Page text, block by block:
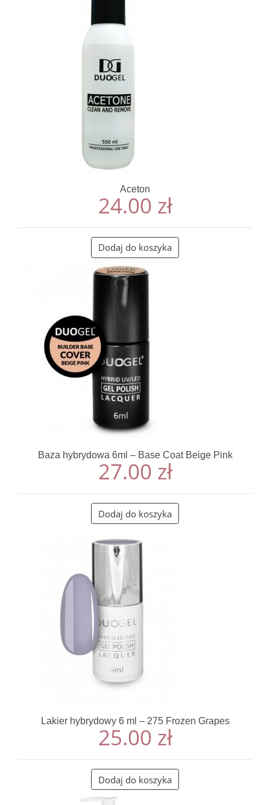
Aceton
24.00 zł
Dodaj do koszyka
Baza hybrydowa 6ml – Base Coat Beige Pink
27.00 zł
Dodaj do koszyka
Lakier hybrydowy 6 ml – 275 Frozen Grapes
25.00 zł
Dodaj do koszyka